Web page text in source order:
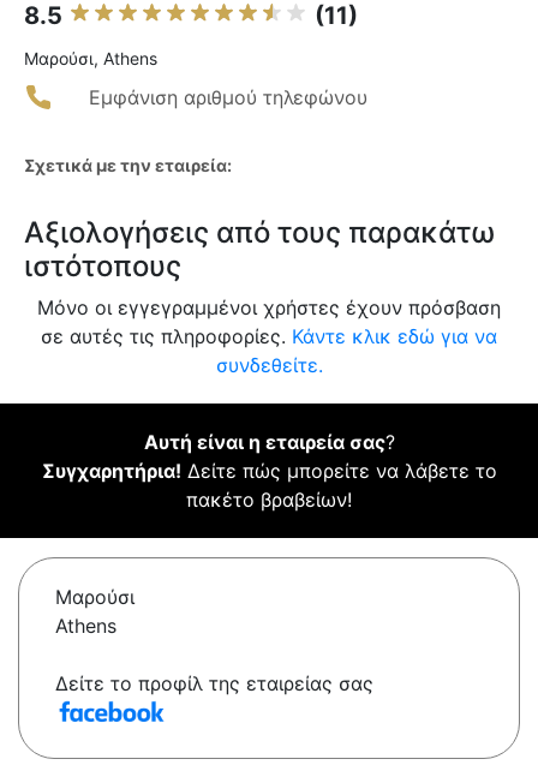
8.5 (11)
Μαρούσι, Athens
Εμφάνιση αριθμού τηλεφώνου
Σχετικά με την εταιρεία:
Αξιολογήσεις από τους παρακάτω
ιστότοπους
Μόνο οι εγγεγραμμένοι χρήστες έχουν πρόσβαση
σε αυτές τις πληροφορίες. Κάντε κλικ εδώ για να
συνδεθείτε.
Αυτή είναι η εταιρεία σας?
Συγχαρητήρια! Δείτε πώς μπορείτε να λάβετε το
πακέτο βραβείων!
Μαρούσι
Athens
Δείτε το προφίλ της εταιρείας σας